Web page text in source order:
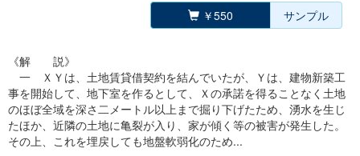
￥550 サンプル
《解 説》
一 ＸＹは、土地賃貸借契約を結んでいたが、Ｙは、建物新築工
事を開始して、地下室を作るとして、Ｘの承諾を得ることなく土地
のほぼ全域を深さ二メートル以上まで掘り下げたため、湧水を生じ
たほか、近隣の土地に亀裂が入り、家が傾く等の被害が発生した。
その上、これを埋戻しても地盤軟弱化のため...